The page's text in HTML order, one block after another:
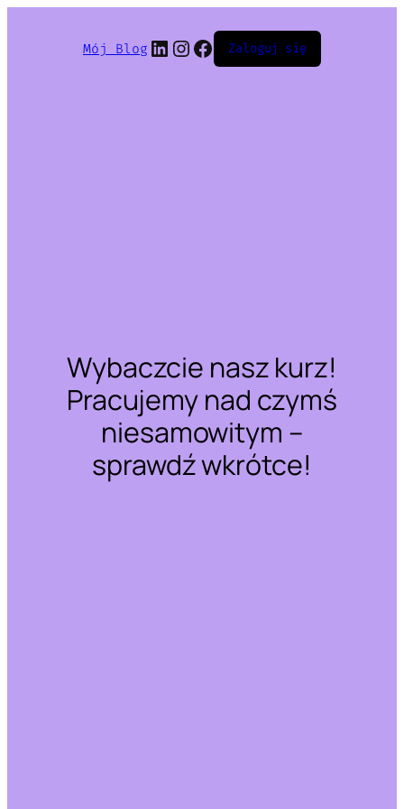
Mój Blog LinkedIn
Instagram
Facebook
Zaloguj się
Wybaczcie nasz kurz!
Pracujemy nad czymś
niesamowitym –
sprawdź wkrótce!